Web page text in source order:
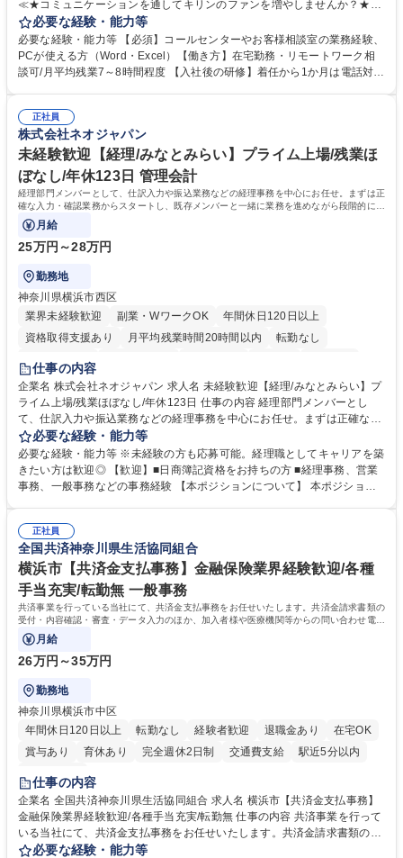
≪★コミュニケーションを通してキリンのファンを増やしませんか？★≫
お客様のお声をより良い商品づくりに活かしていく上で、窓口となるお客
様相談室でのお仕事です。 日々お客様からいただくキリングループへのご
意見を、企業活動に活かしています。お客様からの声に迅速かつ誠意をも
って対応、情報提供するとともにグループ内活動に反映しています。 【具
平均100件前後■メール・手紙：同上40件前後 募集職種 中野本社【お客様
相談室】お客様のお声をもとにより良い商品づくりへ貢献
必要な経験・能力等
必要な経験・能力等 【必須】コールセンターやお客様相談室の業務経験、
PCが使える方（Word・Excel）【働き方】在宅勤務・リモートワーク相
談可/月平均残業7～8時間程度 【入社後の研修】着任から1か月は電話対応
すのでご安心ください。 【当社について】キリングループの広報機能を担
う会社として、お客様との出会いを大切にし、磨き上げたホスピタリティ
を込めてコミュニケーションをとりながら広報関連業務を行っておりま
す。 学歴・資格 学歴：大学院 大学 高専 短大 専修学校 高校 語学力： 資
格：
正社員
株式会社ネオジャパン
未経験歓迎【経理/みなとみらい】プライム上場/残業ほ
ぼなし/年休123日 管理会計
経理部門メンバーとして、仕訳入力や振込業務などの経理事務を中心にお任せ。まずは正
確な入力・確認業務からスタートし、既存メンバーと一緒に業務を進めながら段階的に経
理知識を身につけていただきます。
月給
25万円～28万円
勤務地
神奈川県横浜市西区
業界未経験歓迎
副業・WワークOK
年間休日120日以上
資格取得支援あり
月平均残業時間20時間以内
転勤なし
未経験者歓迎
完全週休2日制
交通費支給 駅近5分以内 土日祝休み
服装自由
寮・社宅あり
仕事の内容
企業名 株式会社ネオジャパン 求人名 未経験歓迎【経理/みなとみらい】プ
ライム上場/残業ほぼなし/年休123日 仕事の内容 経理部門メンバーとし
て、仕訳入力や振込業務などの経理事務を中心にお任せ。まずは正確な入
力・確認業務からスタートし、既存メンバーと一緒に業務を進めながら段
階的に経理知識を身につけていただきます。 【具体的には】 ■社内稟議に
基づく仕訳入力 ■月末の振込業務 ■明細作成 ■伝票処理、記帳業務 ■既存
メンバーの業務サポート 【将来的には】 ■月次決算補助 ■四半期・年次決
想定です。 募集職種 未経験歓迎【経理/みなとみらい】プライム上場/残業
ほぼなし/年休123日
必要な経験・能力等
必要な経験・能力等 ※未経験の方も応募可能。経理職としてキャリアを築
きたい方は歓迎◎ 【歓迎】■日商簿記資格をお持ちの方 ■経理事務、営業
事務、一般事務などの事務経験 【本ポジションについて】 本ポジション
当し、3～5年をかけて月次決算・四半期決算・開示資料作成補助などへス
テップアップできます。また、残業は通常月ほぼなく、決算月でも10時間
未満のため、無理なく経理として専門性を身につけられる環境です。 学
歴・資格 学歴：大学院 大学 高専 短大 専修学校 高校 語学力： 資格：日商
簿記検定1級 日商簿記検定2級
正社員
全国共済神奈川県生活協同組合
横浜市【共済金支払事務】金融保険業界経験歓迎/各種
手当充実/転勤無 一般事務
共済事業を行っている当社にて、共済金支払事務をお任せいたします。共済金請求書類の
受付・内容確認・審査・データ入力のほか、加入者様や医療機関等からの問い合わせ電話
対応や書類発送等を担当します。
月給
26万円～35万円
勤務地
神奈川県横浜市中区
年間休日120日以上
転勤なし 経験者歓迎 退職金あり
在宅OK
賞与あり
育休あり 完全週休2日制 交通費支給
駅近5分以内
土日祝休み
仕事の内容
企業名 全国共済神奈川県生活協同組合 求人名 横浜市【共済金支払事務】
金融保険業界経験歓迎/各種手当充実/転勤無 仕事の内容 共済事業を行って
いる当社にて、共済金支払事務をお任せいたします。共済金請求書類の受
付・内容確認・審査・データ入力のほか、加入者様や医療機関等からの問
必要な経験・能力等